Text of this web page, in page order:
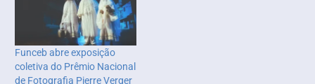
Funceb abre exposição
coletiva do Prêmio Nacional
de Fotografia Pierre Verger